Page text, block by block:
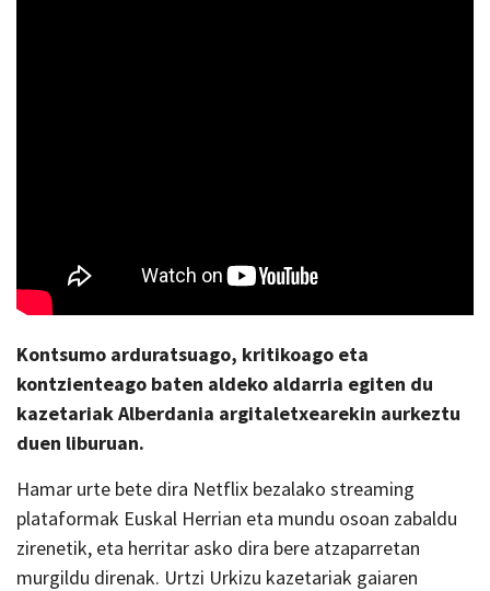
Kontsumo arduratsuago, kritikoago eta
kontzienteago baten aldeko aldarria egiten du
kazetariak Alberdania argitaletxearekin aurkeztu
duen liburuan.
Hamar urte bete dira Netflix bezalako streaming
plataformak Euskal Herrian eta mundu osoan zabaldu
zirenetik, eta herritar asko dira bere atzaparretan
murgildu direnak. Urtzi Urkizu kazetariak gaiaren